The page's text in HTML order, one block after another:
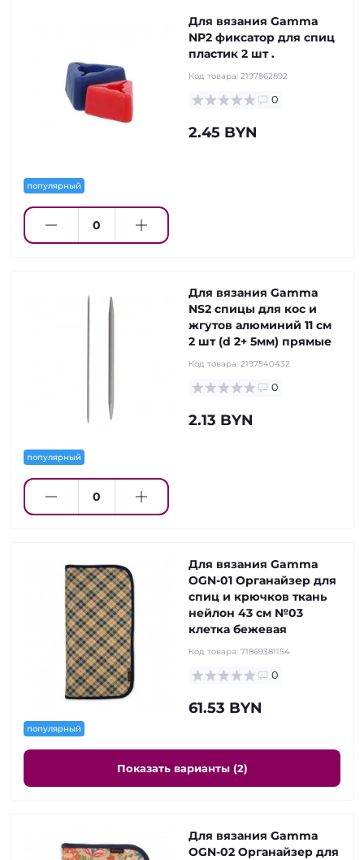
популярный
Для вязания Gamma
NP2 фиксатор для спиц
пластик 2 шт .
Код товара: 2197862892
0
2.45 BYN
популярный
Для вязания Gamma
NS2 спицы для кос и
жгутов алюминий 11 см
2 шт (d 2+ 5мм) прямые
Код товара: 2197540432
0
2.13 BYN
популярный
Для вязания Gamma
OGN-01 Органайзер для
спиц и крючков ткань
нейлон 43 см №03
клетка бежевая
Код товара: 71869381154
0
61.53 BYN
Показать варианты (2)
Для вязания Gamma
OGN-02 Органайзер для